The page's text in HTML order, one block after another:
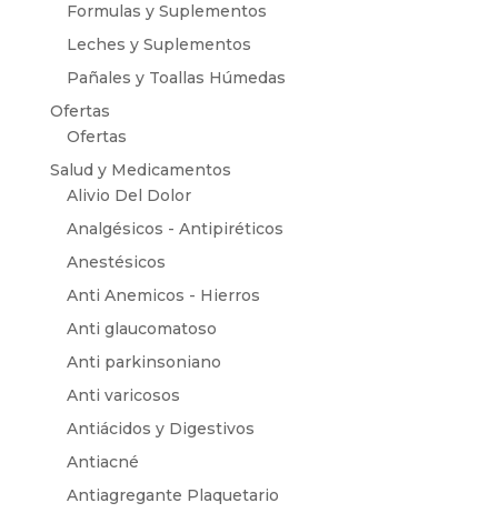
Formulas y Suplementos
Leches y Suplementos
Pañales y Toallas Húmedas
Ofertas
Ofertas
Salud y Medicamentos
Alivio Del Dolor
Analgésicos - Antipiréticos
Anestésicos
Anti Anemicos - Hierros
Anti glaucomatoso
Anti parkinsoniano
Anti varicosos
Antiácidos y Digestivos
Antiacné
Antiagregante Plaquetario